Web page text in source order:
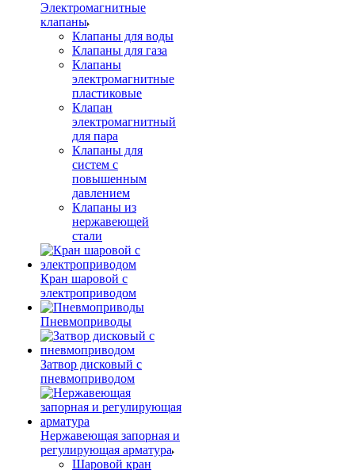
Электромагнитные
клапаны
Клапаны для воды
Клапаны для газа
Клапаны
электромагнитные
пластиковые
Клапан
электромагнитный
для пара
Клапаны для
систем с
повышенным
давлением
Клапаны из
нержавеющей
стали
Кран шаровой с
электроприводом
Пневмоприводы
Затвор дисковый с
пневмоприводом
Нержавеющая запорная и
регулирующая арматура
Шаровой кран